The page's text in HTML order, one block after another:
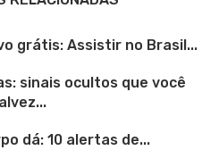
grátis: Assistir no Brasil...
sinais ocultos que você
dá: 10 alertas de...